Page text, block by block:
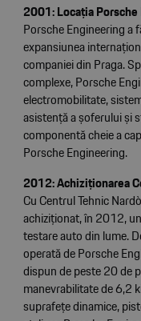
2001: Locația
Porsche Engineering a
expansiunea
companiei din Praga.
complexe, Porsche
electromobilitate,
asistență a șoferului și
componentă cheie a
Porsche Engineering.
2012: Achiziționarea
Cu Centrul Tehnic
achiziționat, în 2012,
testare auto din lume.
operată de Porsche
dispun de peste 20 de
manevrabilitate de 6,2
suprafețe dinamice,